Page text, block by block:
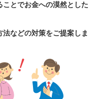
とでお金への漠然とした
などの対策をご提案しま